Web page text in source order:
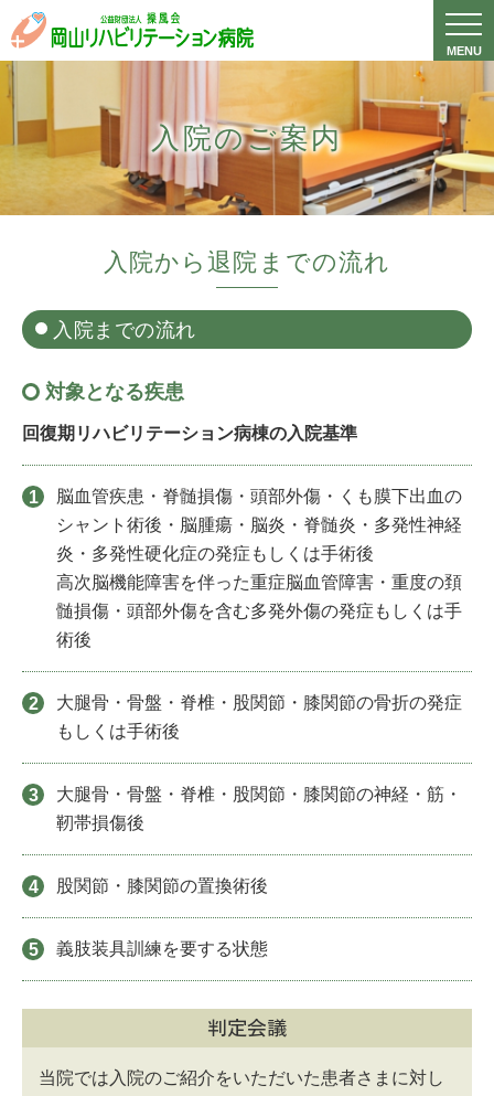
入院のご案内
入院から退院までの流れ
入院までの流れ
対象となる疾患
回復期リハビリテーション病棟の入院基準
脳血管疾患・脊髄損傷・頭部外傷・くも膜下出血の
シャント術後・脳腫瘍・脳炎・脊髄炎・多発性神経
炎・多発性硬化症の発症もしくは手術後
高次脳機能障害を伴った重症脳血管障害・重度の頚
髄損傷・頭部外傷を含む多発外傷の発症もしくは手
術後
大腿骨・骨盤・脊椎・股関節・膝関節の骨折の発症
もしくは手術後
大腿骨・骨盤・脊椎・股関節・膝関節の神経・筋・
靭帯損傷後
股関節・膝関節の置換術後
義肢装具訓練を要する状態
判定会議
当院では入院のご紹介をいただいた患者さまに対し